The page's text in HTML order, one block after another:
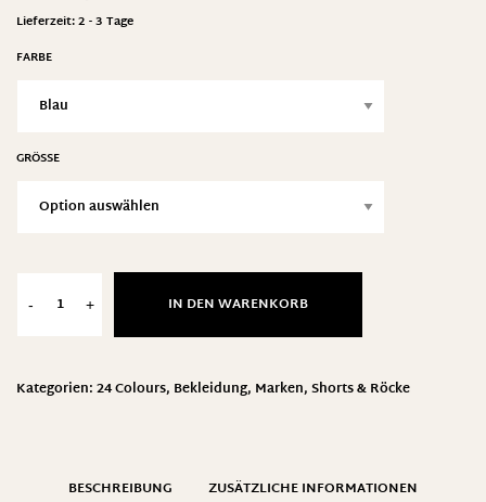
Lieferzeit:2 - 3 Tage
FARBE
GRÖSSE
- + IN DEN WARENKORB
Kategorien:24 Colours, Bekleidung, Marken,Shorts & Röcke
BESCHREIBUNG ZUSÄTZLICHE INFORMATIONEN